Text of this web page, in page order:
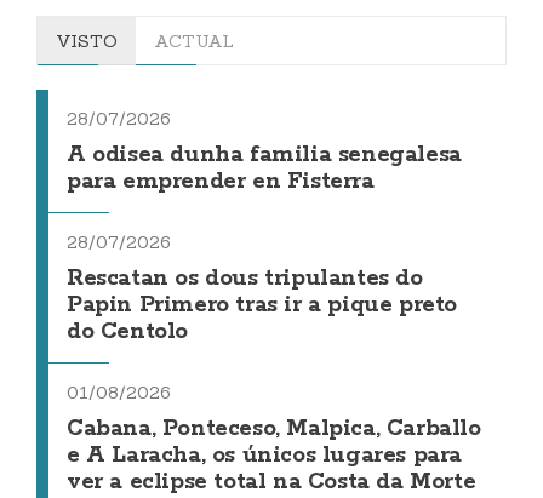
VISTO ACTUAL
28/07/2026
A odisea dunha familia senegalesa
para emprender en Fisterra
28/07/2026
Rescatan os dous tripulantes do
Papin Primero tras ir a pique preto
do Centolo
01/08/2026
Cabana, Ponteceso, Malpica, Carballo
e A Laracha, os únicos lugares para
ver a eclipse total na Costa da Morte